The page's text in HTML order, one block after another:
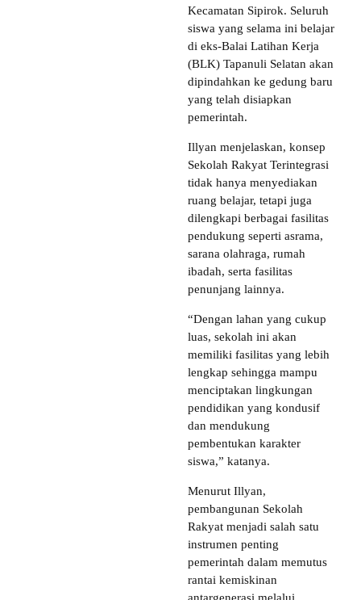
Kecamatan Sipirok. Seluruh
siswa yang selama ini belajar
di eks-Balai Latihan Kerja
(BLK) Tapanuli Selatan akan
dipindahkan ke gedung baru
yang telah disiapkan
pemerintah.
Illyan menjelaskan, konsep
Sekolah Rakyat Terintegrasi
tidak hanya menyediakan
ruang belajar, tetapi juga
dilengkapi berbagai fasilitas
pendukung seperti asrama,
sarana olahraga, rumah
ibadah, serta fasilitas
penunjang lainnya.
“Dengan lahan yang cukup
luas, sekolah ini akan
memiliki fasilitas yang lebih
lengkap sehingga mampu
menciptakan lingkungan
pendidikan yang kondusif
dan mendukung
pembentukan karakter
siswa,” katanya.
Menurut Illyan,
pembangunan Sekolah
Rakyat menjadi salah satu
instrumen penting
pemerintah dalam memutus
rantai kemiskinan
antargenerasi melalui